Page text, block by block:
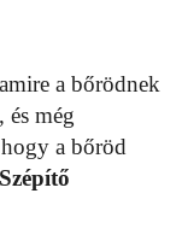
a bőrödnek
és még
a bőröd
Szépítő